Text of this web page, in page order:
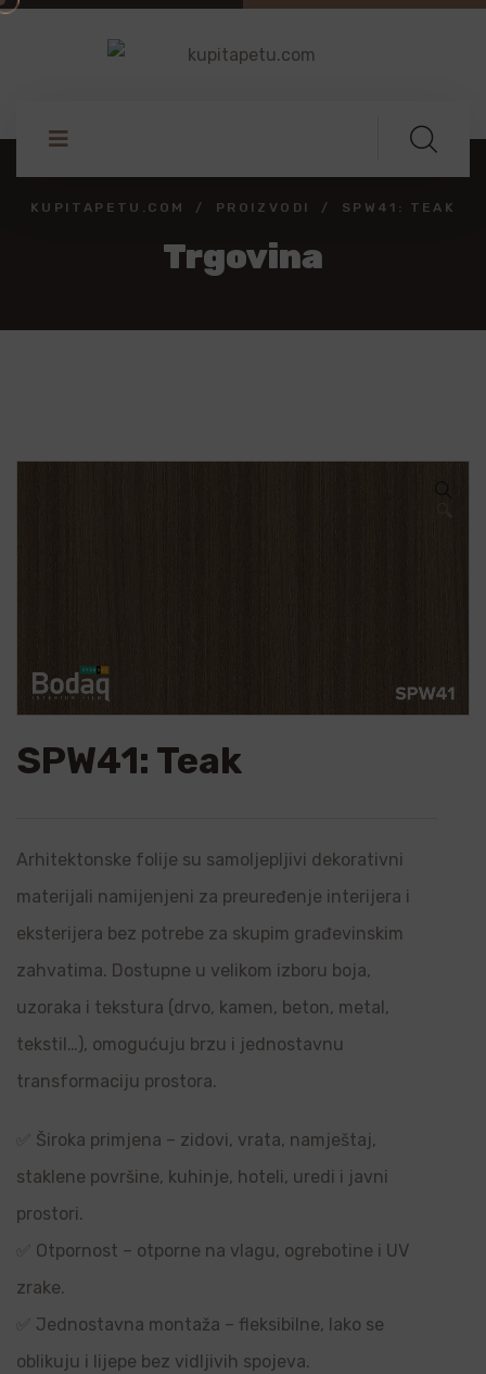
KUPITAPETU.COM PROIZVODI SPW41: TEAK
Trgovina
SPW41: Teak
Arhitektonske folije su samoljepljivi dekorativni
materijali namijenjeni za preuređenje interijera i
eksterijera bez potrebe za skupim građevinskim
zahvatima. Dostupne u velikom izboru boja,
uzoraka i tekstura (drvo, kamen, beton, metal,
tekstil…), omogućuju brzu i jednostavnu
transformaciju prostora.
✅ Široka primjena – zidovi, vrata, namještaj,
staklene površine, kuhinje, hoteli, uredi i javni
prostori.
✅ Otpornost – otporne na vlagu, ogrebotine i UV
zrake.
✅ Jednostavna montaža – fleksibilne, lako se
oblikuju i lijepe bez vidljivih spojeva.